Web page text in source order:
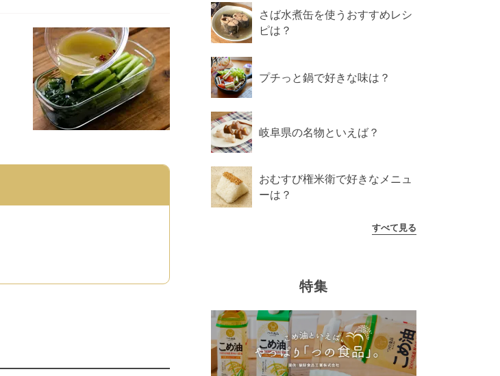
さば水煮缶を使うおすすめレシ
ピは？
プチっと鍋で好きな味は？
岐阜県の名物といえば？
おむすび権米衛で好きなメニュ
ーは？
すべて見る
特集